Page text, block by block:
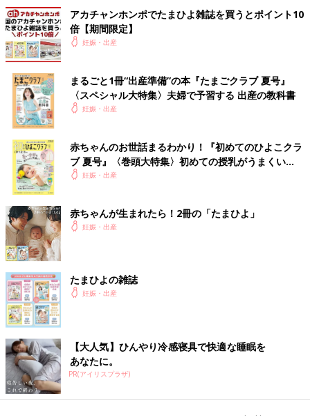
アカチャンホンポでたまひよ雑誌を買うとポイント10
倍【期間限定】
妊娠・出産
まるごと1冊“出産準備”の本『たまごクラブ 夏号』
〈スペシャル大特集〉夫婦で予習する 出産の教科書
妊娠・出産
赤ちゃんのお世話まるわかり！『初めてのひよこクラ
ブ 夏号』〈巻頭大特集〉初めての授乳がうまくい
く！ おっぱい・ミルクの基本と夏のトラブル 解決テ
妊娠・出産
赤ちゃんが生まれたら！2冊の「たまひよ」
妊娠・出産
たまひよの雑誌
妊娠・出産
【大人気】ひんやり冷感寝具で快適な睡眠を
あなたに。
PR(アイリスプラザ)